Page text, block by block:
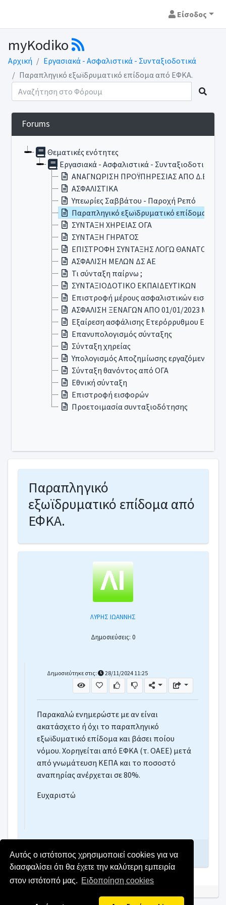
Αυτός ο ιστότοπος χρησιμοποιεί cookies για να
διασφαλίσει ότι θα έχετε την καλύτερη εμπειρία
στον ιστότοπό μας. Ειδοποίηση cookies
Είσοδος
myKodiko
Αρχική
Εργασιακά - Ασφαλιστικά - Συνταξιοδοτικά
Παραπληγικό εξωϊδρυματικό επίδομα από ΕΦΚΑ.
Forums
Θεματικές ενότητες
Εργασιακά - Ασφαλιστικά - Συνταξιοδοτικά
ΑΝΑΓΝΩΡΙΣΗ ΠΡΟΫΠΗΡΕΣΙΑΣ ΑΠΟ Δ.Ε.Υ.Α.
ΑΣΦΑΛΙΣΤΙΚΑ
Υπεωρίες Σαββάτου - Παροχή Ρεπό
Παραπληγικό εξωϊδρυματικό επίδομα από
ΣΥΝΤΑΞΗ ΧΗΡΕΙΑΣ ΟΓΑ
ΣΥΝΤΑΞΗ ΓΗΡΑΤΟΣ
ΕΠΙΣΤΡΟΦΗ ΣΥΝΤΑΞΗΣ ΛΟΓΩ ΘΑΝΑΤΟΥ
ΑΣΦΑΛΙΣΗ ΜΕΛΩΝ ΔΣ ΑΕ
Τι σύνταξη παίρνω ;
ΣΥΝΤΑΞΙΟΔΟΤΙΚΟ ΕΚΠΑΙΔΕΥΤΙΚΩΝ
Επιστροφή μέρους ασφαλιστικών
ΑΣΦΑΛΙΣΗ ΞΕΝΑΓΩΝ ΑΠΟ 01/01/2023 ΜΕΣΩ
Εξαίρεση ασφάλισης Ετερόρρυθμου
Επανυπολογισμός σύνταξης
Σύνταξη χηρείας
Υπολογισμός Αποζημίωσης εργαζόμενου
Σύνταξη θανόντος από ΟΓΑ
Εθνική σύνταξη
Επιστροφή εισφορών
Προετοιμασία συνταξιοδότησης
Παραπληγικό
εξωϊδρυματικό επίδομα από
ΕΦΚΑ.
ΛΥΡΗΣ ΙΩΑΝΝΗΣ
Δημοσιεύσεις: 0
Δημοσιεύτηκε στις: 28/11/2024 11:25
Παρακαλώ ενημερώστε με αν είναι
ακατάσχετο ή όχι το παραπληγικό
εξωϊδυματικό επίδομα και βάσει ποίου
νόμου. Χορηγείται από ΕΦΚΑ (τ. ΟΑΕΕ) μετά
από γνωμάτευση ΚΕΠΑ και το ποσοστό
αναπηρίας ανέρχεται σε 80%.
Ευχαριστώ
Γράψτε απάντηση